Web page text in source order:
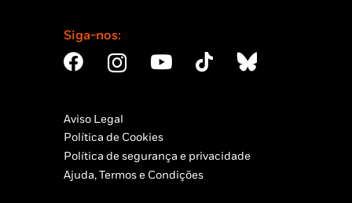
Siga-nos:
Aviso Legal
Política de Cookies
Política de segurança e privacidade
Ajuda, Termos e Condições